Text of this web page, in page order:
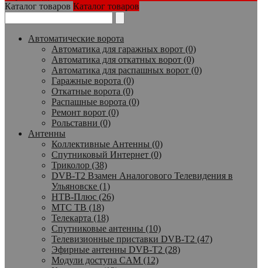
Каталог товаров Каталог товаров
Автоматические ворота
Автоматика для гаражных ворот (0)
Автоматика для откатных ворот (0)
Автоматика для распашных ворот (0)
Гаражные ворота (0)
Откатные ворота (0)
Распашные ворота (0)
Ремонт ворот (0)
Рольставни (0)
Антенны
Коллективные Антенны (0)
Спутниковый Интернет (0)
Триколор (38)
DVB-T2 Взамен Аналогового Телевидения в
Ульяновске (1)
НТВ-Плюс (26)
МТС ТВ (18)
Телекарта (18)
Спутниковые антенны (10)
Телевизионные приставки DVB-T2 (47)
Эфирные антенны DVB-T2 (28)
Модули доступа CAM (12)